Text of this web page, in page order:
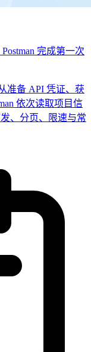
完成第一次
准备 API 凭证、获
依次读取项目信
、分页、限速与常